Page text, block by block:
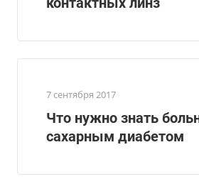
7 сентября 2017
Что нужно знать
сахарным диабетом